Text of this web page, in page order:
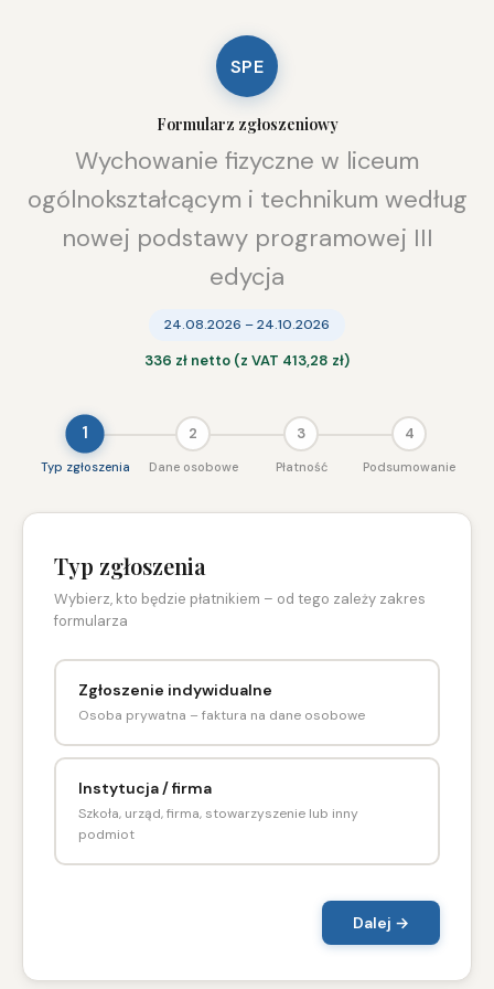
SPE
Formularz zgłoszeniowy
Wychowanie fizyczne w liceum
ogólnokształcącym i technikum według
nowej podstawy programowej III
edycja
24.08.2026 – 24.10.2026
336 zł netto (z VAT 413,28 zł)
1
Typ zgłoszenia
2
Dane osobowe
3
Płatność
4
Podsumowanie
Typ zgłoszenia
Wybierz, kto będzie płatnikiem – od tego zależy zakres
formularza
Zgłoszenie indywidualne
Osoba prywatna – faktura na dane osobowe
Instytucja / firma
Szkoła, urząd, firma, stowarzyszenie lub inny
podmiot
Dalej →